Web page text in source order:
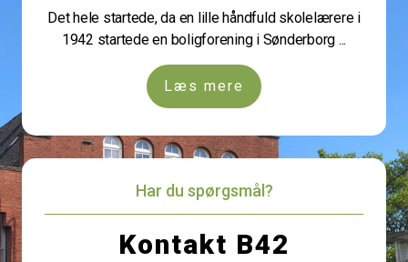
Det hele startede, da en lille håndfuld skolelærere i
1942 startede en boligforening i Sønderborg ...
Læs mere
Har du spørgsmål?
Kontakt B42